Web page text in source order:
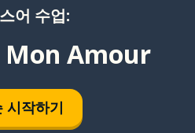
어 수업:
Mon Amour
시작하기